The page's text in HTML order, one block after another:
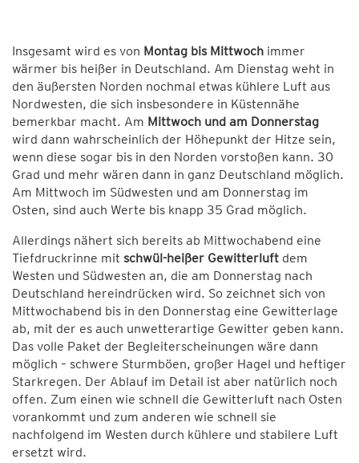
Insgesamt wird es von Montag bis Mittwoch immer
wärmer bis heißer in Deutschland. Am Dienstag weht in
den äußersten Norden nochmal etwas kühlere Luft aus
Nordwesten, die sich insbesondere in Küstennähe
bemerkbar macht. Am Mittwoch und am Donnerstag
wird dann wahrscheinlich der Höhepunkt der Hitze sein,
wenn diese sogar bis in den Norden vorstoßen kann. 30
Grad und mehr wären dann in ganz Deutschland möglich.
Am Mittwoch im Südwesten und am Donnerstag im
Osten, sind auch Werte bis knapp 35 Grad möglich.
Allerdings nähert sich bereits ab Mittwochabend eine
Tiefdruckrinne mit schwül-heißer Gewitterluft dem
Westen und Südwesten an, die am Donnerstag nach
Deutschland hereindrücken wird. So zeichnet sich von
Mittwochabend bis in den Donnerstag eine Gewitterlage
ab, mit der es auch unwetterartige Gewitter geben kann.
Das volle Paket der Begleiterscheinungen wäre dann
möglich – schwere Sturmböen, großer Hagel und heftiger
Starkregen. Der Ablauf im Detail ist aber natürlich noch
offen. Zum einen wie schnell die Gewitterluft nach Osten
vorankommt und zum anderen wie schnell sie
nachfolgend im Westen durch kühlere und stabilere Luft
ersetzt wird.